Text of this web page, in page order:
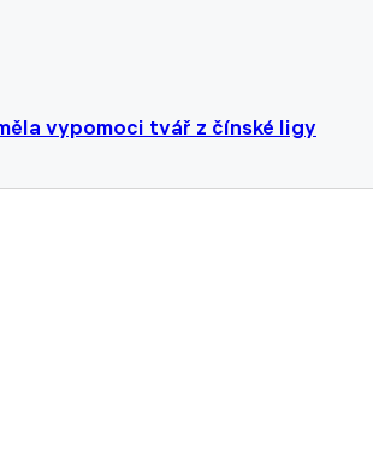
vypomoci tvář z čínské ligy